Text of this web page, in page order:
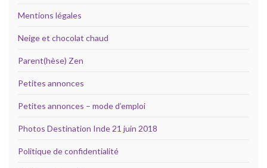
Mentions légales
Neige et chocolat chaud
Parent(hèse) Zen
Petites annonces
Petites annonces – mode d’emploi
Photos Destination Inde 21 juin 2018
Politique de confidentialité